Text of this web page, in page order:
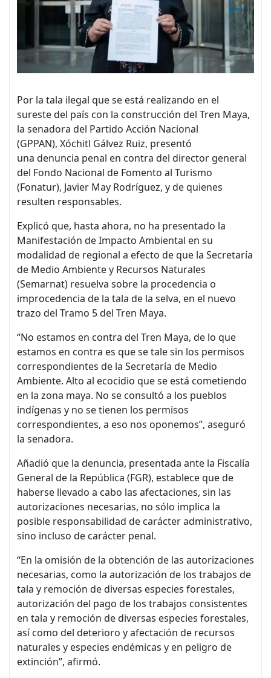
Por la tala ilegal que se está realizando en el
sureste del país con la construcción del Tren Maya,
la senadora del Partido Acción Nacional
(GPPAN), Xóchitl Gálvez Ruiz, presentó
una denuncia penal en contra del director general
del Fondo Nacional de Fomento al Turismo
(Fonatur), Javier May Rodríguez, y de quienes
resulten responsables.
Explicó que, hasta ahora, no ha presentado la
Manifestación de Impacto Ambiental en su
modalidad de regional a efecto de que la Secretaría
de Medio Ambiente y Recursos Naturales
(Semarnat) resuelva sobre la procedencia o
improcedencia de la tala de la selva, en el nuevo
trazo del Tramo 5 del Tren Maya.
“No estamos en contra del Tren Maya, de lo que
estamos en contra es que se tale sin los permisos
correspondientes de la Secretaría de Medio
Ambiente. Alto al ecocidio que se está cometiendo
en la zona maya. No se consultó a los pueblos
indígenas y no se tienen los permisos
correspondientes, a eso nos oponemos”, aseguró
la senadora.
Añadió que la denuncia, presentada ante la Fiscalía
General de la República (FGR), establece que de
haberse llevado a cabo las afectaciones, sin las
autorizaciones necesarias, no sólo implica la
posible responsabilidad de carácter administrativo,
sino incluso de carácter penal.
“En la omisión de la obtención de las autorizaciones
necesarias, como la autorización de los trabajos de
tala y remoción de diversas especies forestales,
autorización del pago de los trabajos consistentes
en tala y remoción de diversas especies forestales,
así como del deterioro y afectación de recursos
naturales y especies endémicas y en peligro de
extinción”, afirmó.